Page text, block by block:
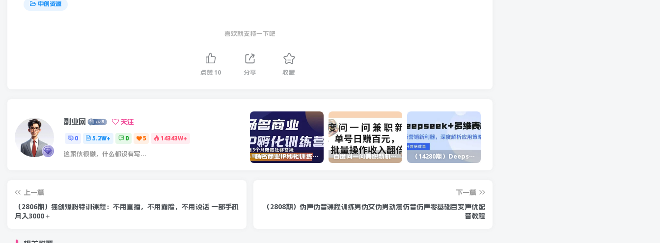
中创资源
喜欢就支持一下吧
点赞 10 分享 收藏
副业网 关注
0 5.2W+ 0 5 14343W+
这家伙很懒，什么都没有写... 杨名商业IP孵化训练营，从商业到内容到转化一站式学 价值5980元 百度问一问兼职新机遇，单号日赚百元，批量操作收入翻倍 （14280期）Deepseek+多维表格，银行营销新利器，深度解析应用策略，提升营销效果
上一篇
（2806期）独创爆粉特训课程：不用直播，不用露脸，不用说话 一部手机
月入3000＋
下一篇
（2808期）伪声伪音课程训练男伪女伪男动漫仿音仿声零基础百变声优配
音教程